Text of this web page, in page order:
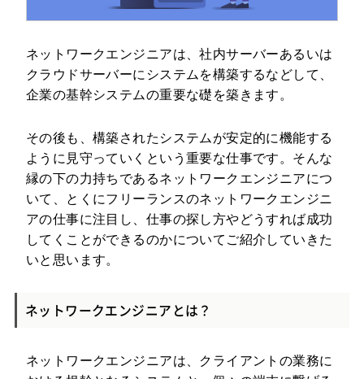
ネットワークエンジニアは、社内サーバーあるいは
クラウドサーバーにシステムを構築するなどして、
企業の基幹システムの重要な礎を築きます。
その後も、構築されたシステムが安定的に機能する
ように見守っていくという重要な仕事です。そんな
縁の下の力持ちであるネットワークエンジニアにつ
いて、とくにフリーランスのネットワークエンジニ
アの仕事に注目し、仕事の探し方やどうすれば成功
してくことができるのかについてご紹介していきた
いと思います。
ネットワークエンジニアとは？
ネットワークエンジニアは、クライアントの業務に